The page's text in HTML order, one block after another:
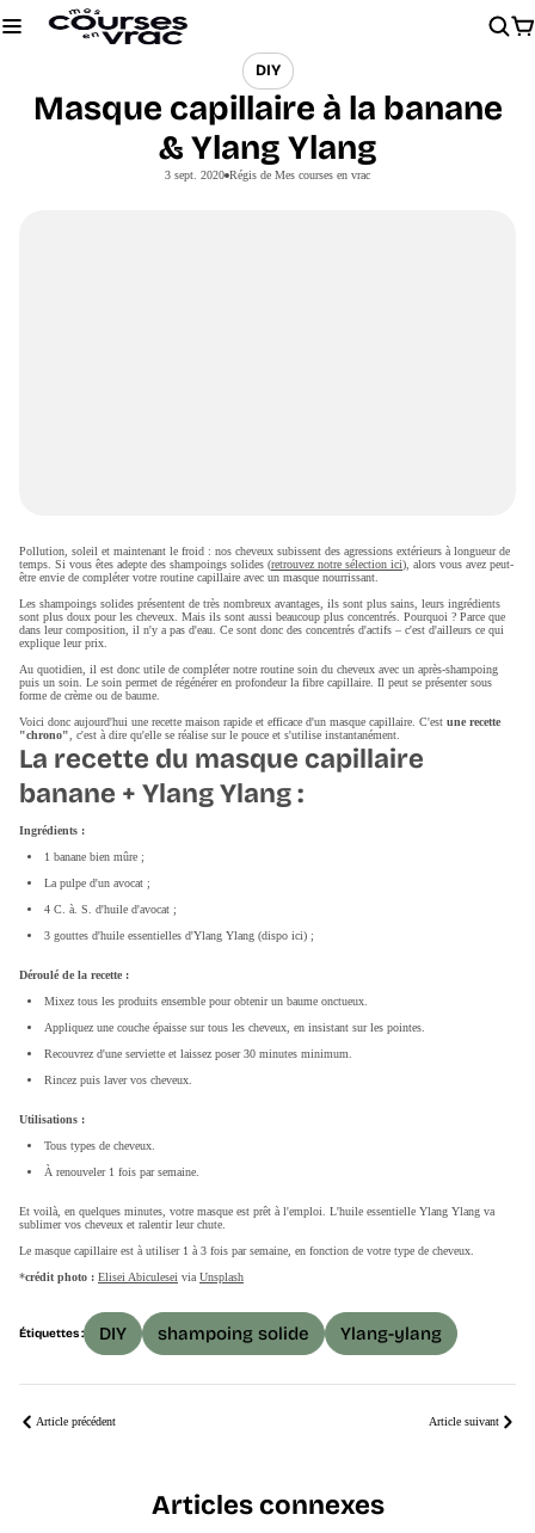
DIY
Masque capillaire à la banane
& Ylang Ylang
3 sept. 2020 Régis de Mes courses en vrac
Pollution, soleil et maintenant le froid : nos cheveux subissent des agressions extérieurs à longueur de
temps. Si vous êtes adepte des shampoings solides (retrouvez notre sélection ici), alors vous avez peut-
être envie de compléter votre routine capillaire avec un masque nourrissant.
Les shampoings solides présentent de très nombreux avantages, ils sont plus sains, leurs ingrédients
sont plus doux pour les cheveux. Mais ils sont aussi beaucoup plus concentrés. Pourquoi ? Parce que
dans leur composition, il n'y a pas d'eau. Ce sont donc des concentrés d'actifs – c'est d'ailleurs ce qui
explique leur prix.
Au quotidien, il est donc utile de compléter notre routine soin du cheveux avec un après-shampoing
puis un soin. Le soin permet de régénérer en profondeur la fibre capillaire. Il peut se présenter sous
forme de crème ou de baume.
Voici donc aujourd'hui une recette maison rapide et efficace d'un masque capillaire. C'est une recette
"chrono" , c'est à dire qu'elle se réalise sur le pouce et s'utilise instantanément.
La recette du masque capillaire
banane + Ylang Ylang :
Ingrédients :
1 banane bien mûre ;
La pulpe d'un avocat ;
4 C. à. S. d'huile d'avocat ;
3 gouttes d'huile essentielles d'Ylang Ylang (dispo ici) ;
Déroulé de la recette :
Mixez tous les produits ensemble pour obtenir un baume onctueux.
Appliquez une couche épaisse sur tous les cheveux, en insistant sur les pointes.
Recouvrez d'une serviette et laissez poser 30 minutes minimum.
Rincez puis laver vos cheveux.
Utilisations :
Tous types de cheveux.
À renouveler 1 fois par semaine.
Et voilà, en quelques minutes, votre masque est prêt à l'emploi. L'huile essentielle Ylang Ylang va
sublimer vos cheveux et ralentir leur chute.
Le masque capillaire est à utiliser 1 à 3 fois par semaine, en fonction de votre type de cheveux.
*crédit photo : Elisei Abiculesei via Unsplash
Étiquettes : DIY shampoing solide Ylang-ylang
Article précédent Article suivant
Articles connexes